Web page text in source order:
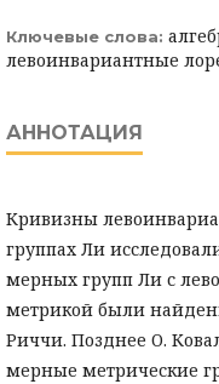
Ключевые слова:
левоинвариантные
АННОТАЦИЯ
Кривизны
группах Ли
мерных групп Ли с
метрикой были
Риччи. Позднее О.
мерные метрические